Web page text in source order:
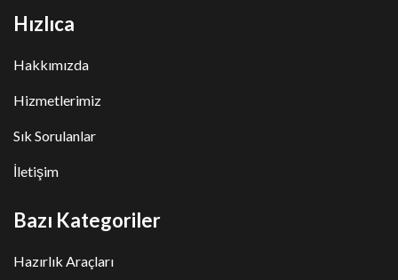
Hızlıca
Hakkımızda
Hizmetlerimiz
Sık Sorulanlar
İletişim
Bazı Kategoriler
Hazırlık Araçları